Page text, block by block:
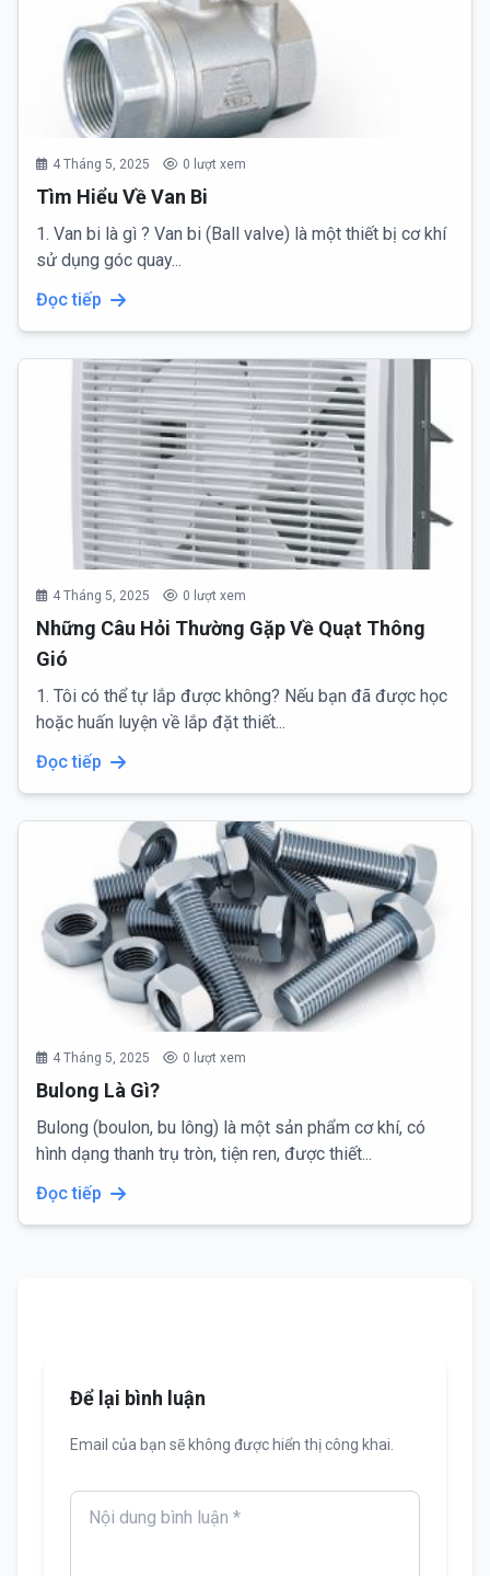
4 Tháng 5, 2025 0 lượt xem
Tìm Hiểu Về Van Bi
1. Van bi là gì ? Van bi (Ball valve) là một thiết bị cơ khí
sử dụng góc quay...
Đọc tiếp
4 Tháng 5, 2025 0 lượt xem
Những Câu Hỏi Thường Gặp Về Quạt Thông
Gió
1. Tôi có thể tự lắp được không? Nếu bạn đã được học
hoặc huấn luyện về lắp đặt thiết...
Đọc tiếp
4 Tháng 5, 2025 0 lượt xem
Bulong Là Gì?
Bulong (boulon, bu lông) là một sản phẩm cơ khí, có
hình dạng thanh trụ tròn, tiện ren, được thiết...
Đọc tiếp
Để lại bình luận
Email của bạn sẽ không được hiển thị công khai.